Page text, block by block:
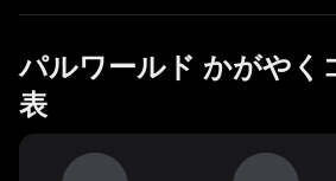
パルワールド かがやく
表